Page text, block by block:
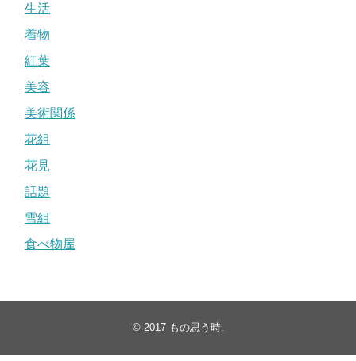
生活
着物
紅葉
美容
美術関係
花組
花見
話題
雪組
食べ物屋
© 2017 もの思う時.